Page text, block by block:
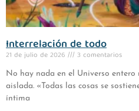
Interrelación de todo
21 de julio de 2026 3 comentarios
No hay nada en el Universo entero
aislada. «Todas las cosas se
íntima